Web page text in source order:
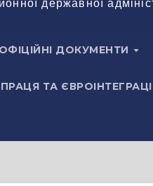
державної
ОФІЦІЙНІ ДОКУМЕНТИ
ТА